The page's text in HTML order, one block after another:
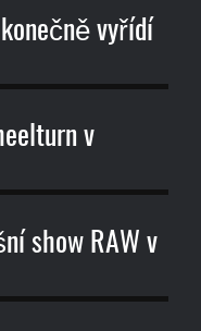
vyřídí
v
show RAW v